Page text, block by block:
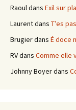
Raouldans Exil sur
Laurentdans T’es
Brugierdans É doce
RVdans Comme elle
Johnny Boyerdans